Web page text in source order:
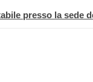
presso la sede